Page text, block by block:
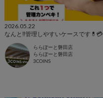
2026.05.22
なんと‼️管理しやすいケースです💊💳
ららぽーと磐田店
ららぽーと磐田店
3COINS